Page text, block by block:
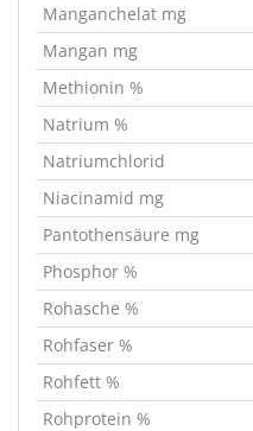
Manganchelat mg
Mangan mg
Methionin %
Natrium %
Natriumchlorid
Niacinamid mg
Pantothensäure mg
Phosphor %
Rohasche %
Rohfaser %
Rohfett %
Rohprotein %